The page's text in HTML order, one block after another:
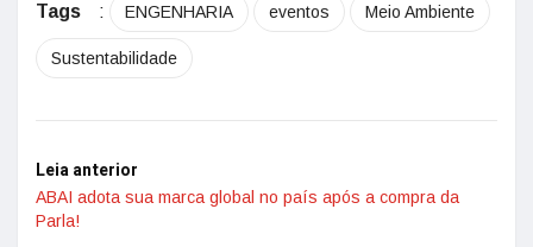
Tags : ENGENHARIA eventos Meio Ambiente
Sustentabilidade
Leia anterior
ABAI adota sua marca global no país após a compra da
Parla!